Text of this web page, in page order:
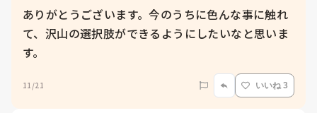
ありがとうございます。今のうちに色んな事に触れ
て、沢山の選択肢ができるようにしたいなと思いま
す。
11/21 いいね 3